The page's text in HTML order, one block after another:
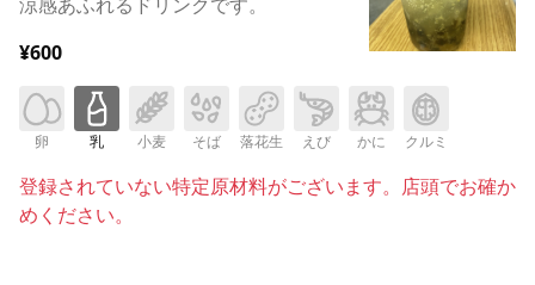
涼感あふれるドリンクです。
¥600
卵 乳 小麦 そば 落花生 えび かに クルミ
登録されていない特定原材料がございます。店頭でお確か
めください。